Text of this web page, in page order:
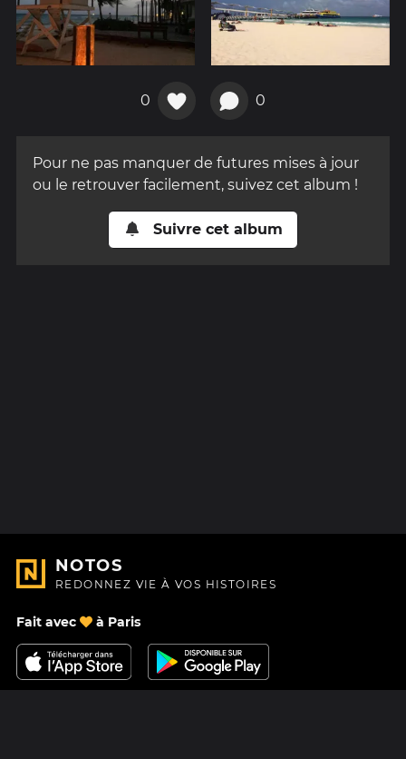
0 0
Pour ne pas manquer de futures mises à jour
ou le retrouver facilement, suivez cet album !
Suivre cet album
NOTOS
REDONNEZ VIE À VOS HISTOIRES
Fait avec à Paris